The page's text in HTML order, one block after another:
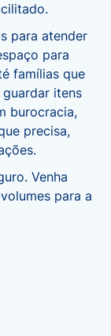
para atender
para
famílias que
itens
burocracia,
precisa,
Venha
para a